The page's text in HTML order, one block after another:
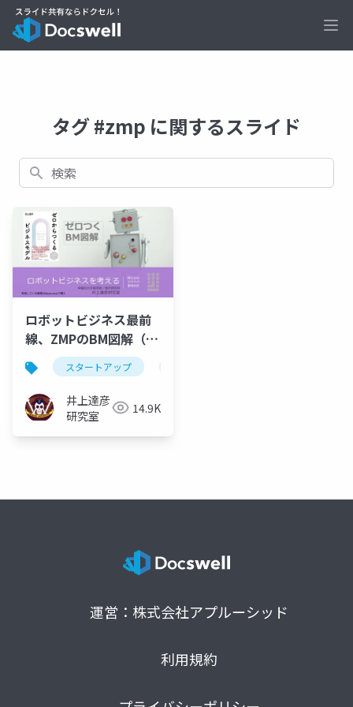
タグ #zmp に関するスライド
検索
ロボットビジネス最前
線、ZMPのBM図解（プ
ラットフォーム編）
スタートアップ
井上達彦
研究室
14.9K
運営：株式会社アプルーシッド
利用規約